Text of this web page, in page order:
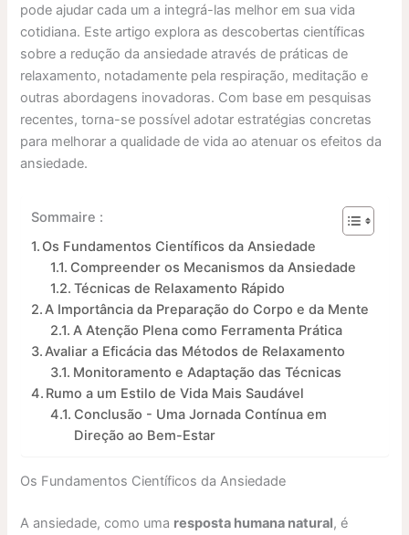
pode ajudar cada um a integrá-las melhor em sua vida
cotidiana. Este artigo explora as descobertas científicas
sobre a redução da ansiedade através de práticas de
relaxamento, notadamente pela respiração, meditação e
outras abordagens inovadoras. Com base em pesquisas
recentes, torna-se possível adotar estratégias concretas
para melhorar a qualidade de vida ao atenuar os efeitos da
ansiedade.
Sommaire :
Os Fundamentos Científicos da Ansiedade
Compreender os Mecanismos da Ansiedade
Técnicas de Relaxamento Rápido
A Importância da Preparação do Corpo e da Mente
A Atenção Plena como Ferramenta Prática
Avaliar a Eficácia das Métodos de Relaxamento
Monitoramento e Adaptação das Técnicas
Rumo a um Estilo de Vida Mais Saudável
Conclusão - Uma Jornada Contínua em
Direção ao Bem-Estar
Os Fundamentos Científicos da Ansiedade
A ansiedade, como uma resposta humana natural, é